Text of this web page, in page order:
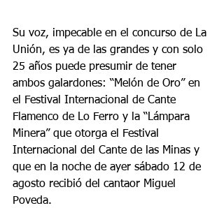
Su voz, impecable en el concurso de La
Unión, es ya de las grandes y con solo
25 años puede presumir de tener
ambos galardones: “Melón de Oro” en
el Festival Internacional de Cante
Flamenco de Lo Ferro y la “Lámpara
Minera” que otorga el Festival
Internacional del Cante de las Minas y
que en la noche de ayer sábado 12 de
agosto recibió del cantaor Miguel
Poveda.